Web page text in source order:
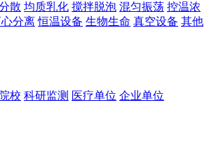
散 均质乳化 搅拌脱泡 混匀振荡 控温浓
分离 恒温设备 生物生命 真空设备 其他
校 科研监测 医疗单位 企业单位